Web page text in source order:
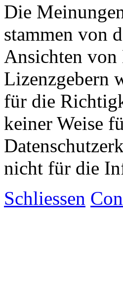
Die
stammen von
Ansichten von
Lizenzgebern
für die
keiner Weise
nicht für die
Schliessen